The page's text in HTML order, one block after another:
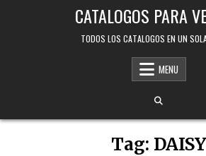
CATALOGOS PARA
TODOS LOS CATALOGOS EN UN
MENU
Tag: DAISY